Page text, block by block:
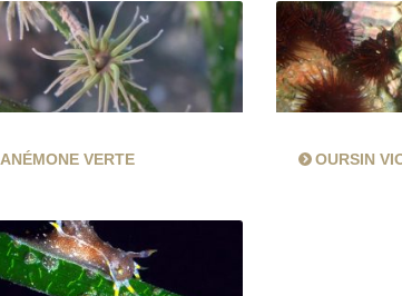
ANÉMONE VERTE OURSIN